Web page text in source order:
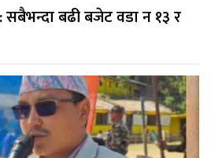
बढी बजेट वडा न १३ र